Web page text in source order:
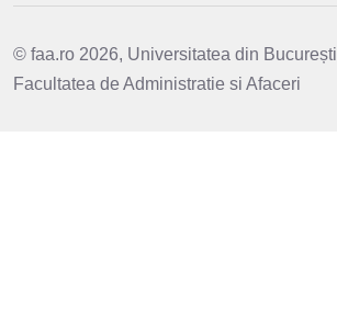
© faa.ro 2026, Universitatea din București
Facultatea de Administratie si Afaceri